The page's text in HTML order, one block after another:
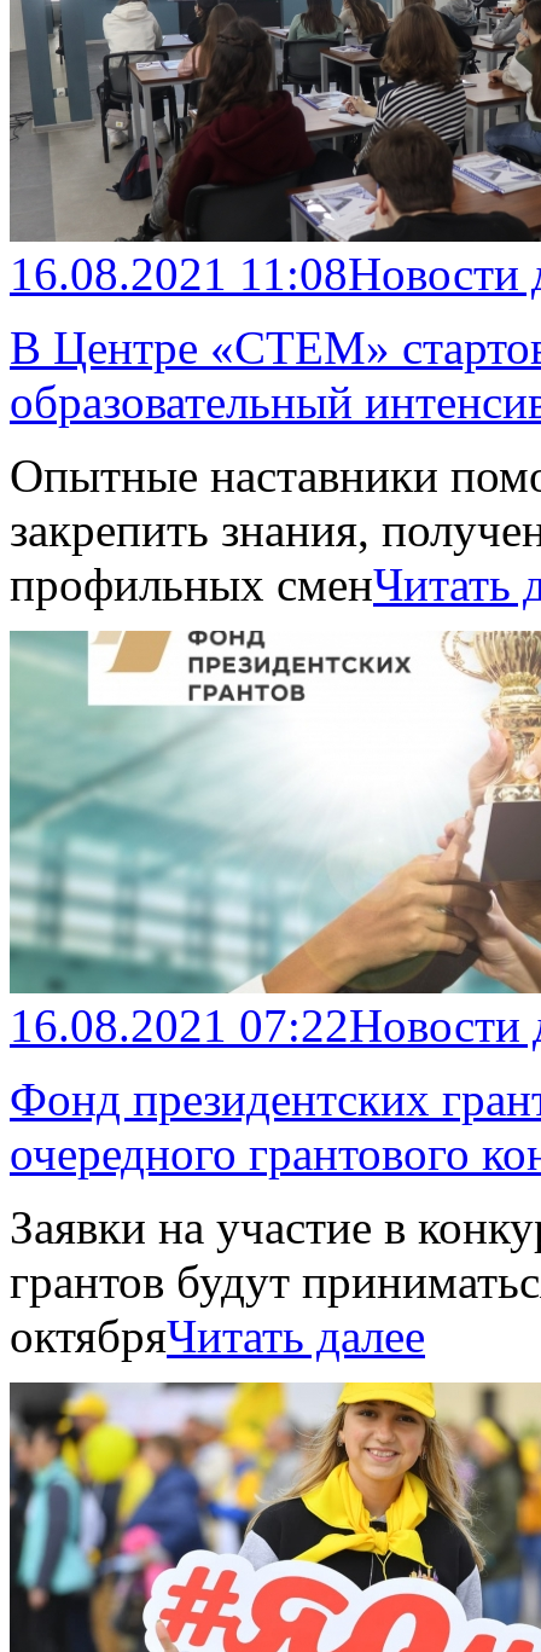
16.08.2021 11:08
В Центре «СТЕМ»
образовательный
Опытные наставники
закрепить знания,
профильных сменЧитать
16.08.2021 07:22
Фонд президентских
очередного грантового
Заявки на участие в
грантов будут
октябряЧитать далее